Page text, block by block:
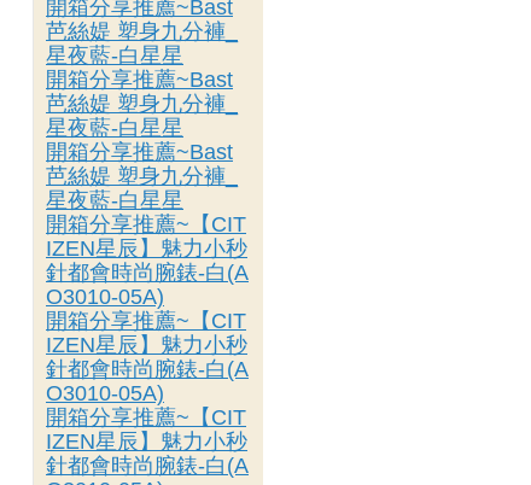
開箱分享推薦~Bast
芭絲媞 塑身九分褲_
星夜藍-白星星
開箱分享推薦~Bast
芭絲媞 塑身九分褲_
星夜藍-白星星
開箱分享推薦~Bast
芭絲媞 塑身九分褲_
星夜藍-白星星
開箱分享推薦~【CIT
IZEN星辰】魅力小秒
針都會時尚腕錶-白(A
O3010-05A)
開箱分享推薦~【CIT
IZEN星辰】魅力小秒
針都會時尚腕錶-白(A
O3010-05A)
開箱分享推薦~【CIT
IZEN星辰】魅力小秒
針都會時尚腕錶-白(A